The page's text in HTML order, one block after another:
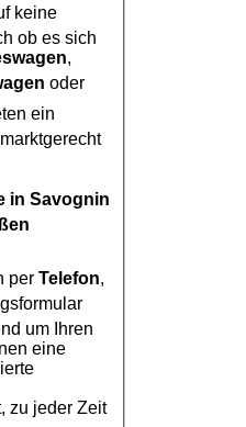
keine
,
oder
handelt wir bieten ein
in Savognin
per Telefon,
um Ihren
zu jeder Zeit